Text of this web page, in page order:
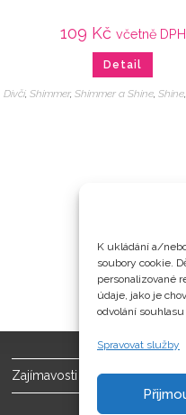
K ukládání a/
soubory cookie.
personalizované
údaje, jako je
odvolání
Spravovat služby
109 Kč včetně DPH
Detail
Dívčí,Shimmer,Shimmer a Shine,Shine,
Zajímavosti